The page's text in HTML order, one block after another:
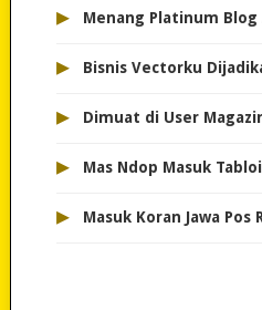
▸ Menang Platinum
▸ Bisnis Vectorku
▸ Dimuat di User
▸ Mas Ndop Masuk
▸ Masuk Koran Jawa Pos